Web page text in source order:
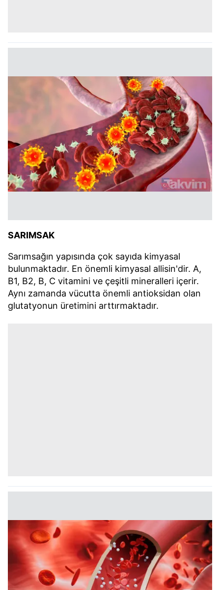
SARIMSAK
Sarımsağın yapısında çok sayıda kimyasal
bulunmaktadır. En önemli kimyasal allisin'dir. A,
B1, B2, B, C vitamini ve çeşitli mineralleri içerir.
Aynı zamanda vücutta önemli antioksidan olan
glutatyonun üretimini arttırmaktadır.